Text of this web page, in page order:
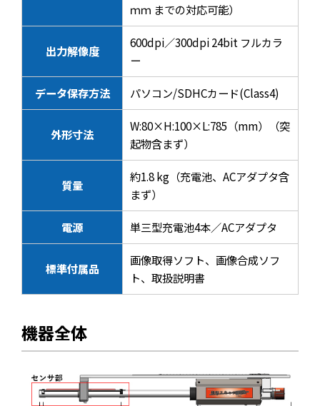
ｍｍ までの対応可能）
出力解像度
600dpi／300dpi 24bit フルカラ
ー
データ保存方法 パソコン/SDHCカード(Class4)
外形寸法
W:80×H:100×L:785（mm）（突
起物含まず）
質量
約1.8 kg（充電池、ACアダプタ含
まず）
電源 単三型充電池4本／ACアダプタ
標準付属品
画像取得ソフト、画像合成ソフ
ト、取扱説明書
機器全体